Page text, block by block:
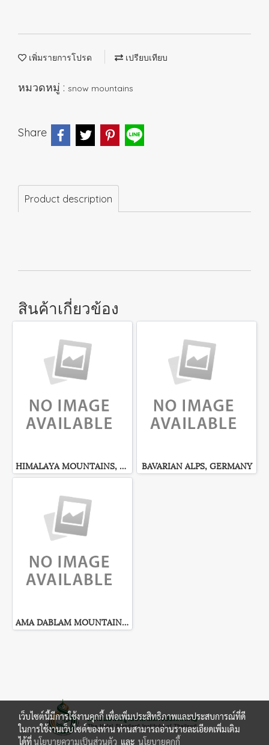
เพิ่มรายการโปรด เปรียบเทียบ
หมวดหมู่ : snow mountains
Share
Product description
สินค้าเกี่ยวข้อง
HIMALAYA MOUNTAINS, NEPAL BAVARIAN ALPS, GERMANY
AMA DABLAM MOUNTAINS, NEPAL
เว็บไซต์นี้มีการใช้งานคุกกี้ เพื่อเพิ่มประสิทธิภาพและประสบการณ์ที่ดี
ในการใช้งานเว็บไซต์ของท่าน ท่านสามารถอ่านรายละเอียดเพิ่มเติม
ได้ที่นโยบายความเป็นส่วนตัว และ นโยบายคุกกี้